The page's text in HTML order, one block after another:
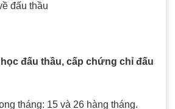
đấu thầu
đấu thầu, cấp chứng chỉ đấu
tháng: 15 và 26 hàng tháng.